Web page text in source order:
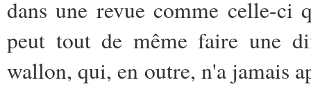
dans une revue comme celle-ci
peut tout de même faire une
wallon, qui, en outre, n'a jamais